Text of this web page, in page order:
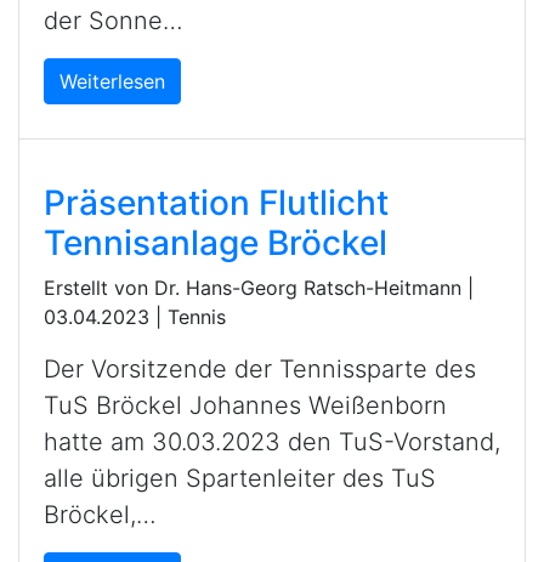
der Sonne…
Weiterlesen
Präsentation Flutlicht
Tennisanlage Bröckel
Erstellt von Dr. Hans-Georg Ratsch-Heitmann |
03.04.2023
Tennis
Der Vorsitzende der Tennissparte des
TuS Bröckel Johannes Weißenborn
hatte am 30.03.2023 den TuS-Vorstand,
alle übrigen Spartenleiter des TuS
Bröckel,…